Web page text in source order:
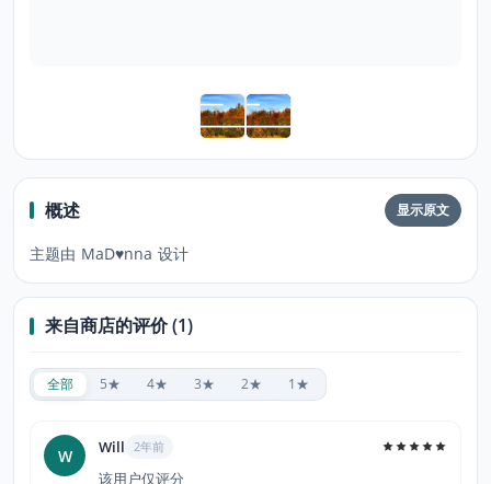
概述 显示原文
主题由 MaD♥nna 设计
来自商店的评价 (1)
全部 5★ 4★ 3★ 2★ 1★
W Will 2年前
该用户仅评分